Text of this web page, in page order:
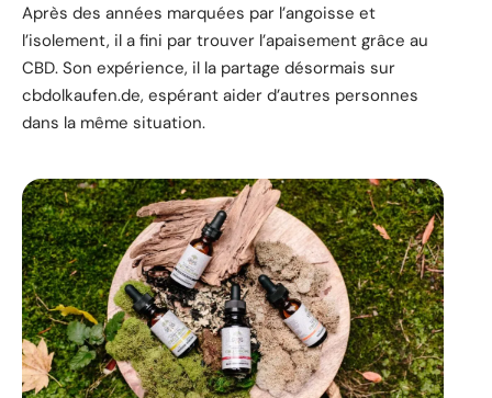
Après des années marquées par l’angoisse et
l’isolement, il a fini par trouver l’apaisement grâce au
CBD. Son expérience, il la partage désormais sur
cbdolkaufen.de, espérant aider d’autres personnes
dans la même situation.